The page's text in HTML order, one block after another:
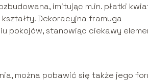
imitując m.in. płatki
Dekoracyjna framuga
pokojów, stanowiąc ciekawy
można pobawić się także jego